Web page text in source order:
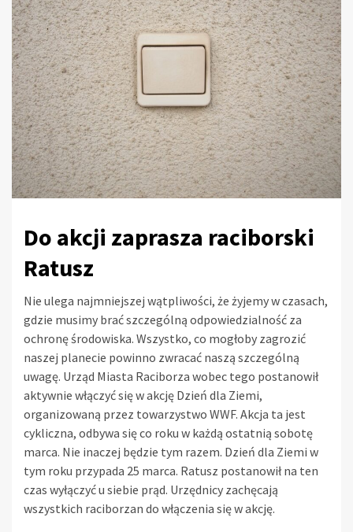
Do akcji zaprasza raciborski
Ratusz
Nie ulega najmniejszej wątpliwości, że żyjemy w czasach,
gdzie musimy brać szczególną odpowiedzialność za
ochronę środowiska. Wszystko, co mogłoby zagrozić
naszej planecie powinno zwracać naszą szczególną
uwagę. Urząd Miasta Raciborza wobec tego postanowił
aktywnie włączyć się w akcję Dzień dla Ziemi,
organizowaną przez towarzystwo WWF. Akcja ta jest
cykliczna, odbywa się co roku w każdą ostatnią sobotę
marca. Nie inaczej będzie tym razem. Dzień dla Ziemi w
tym roku przypada 25 marca. Ratusz postanowił na ten
czas wyłączyć u siebie prąd. Urzędnicy zachęcają
wszystkich raciborzan do włączenia się w akcję.